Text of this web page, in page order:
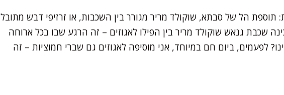
תוספת הל של סבתא, שוקולד מריר מגורר בין השכבות, או זרזיפי דבש מתובל
שכבת גנאש שוקולד מריר בין הפילו לאגוזים – זה הרגע שבו בכל ארוחה
לפעמים, ביום חם במיוחד, אני מוסיפה לאגוזים גם שברי חמוציות – זה